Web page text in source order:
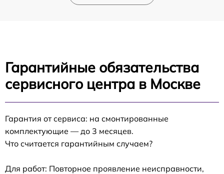
Гарантийные обязательства
сервисного центра в Москве
Гарантия от сервиса: на смонтированные
комплектующие — до 3 месяцев.
Что считается гарантийным случаем?
Для работ: Повторное проявление неисправности,